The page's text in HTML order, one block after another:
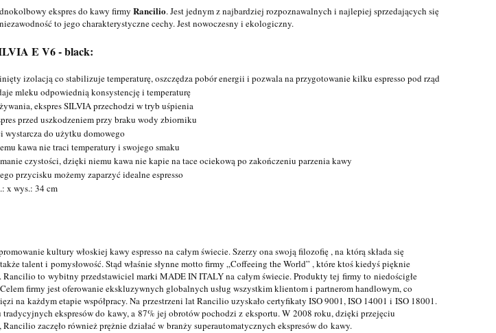
ekspres do kawy firmy Rancilio. Jest jednym z najbardziej rozpoznawalnych i najlepiej sprzedających się
to jego charakterystyczne cechy. Jest nowoczesny i ekologiczny.
E V6 - black:
izolacją co stabilizuje temperaturę, oszczędza pobór energii i pozwala na przygotowanie kilku espresso pod rząd
mleku odpowiednią konsystencję i temperaturę
ekspres SILVIA przechodzi w tryb uśpienia
przed uszkodzeniem przy braku wody zbiorniku
wystarcza do użytku domowego
kawa nie traci temperatury i swojego smaku
czystości, dzięki niemu kawa nie kapie na tace ociekową po zakończeniu parzenia kawy
przycisku możemy zaparzyć idealne espresso
x wys.: 34 cm
kultury włoskiej kawy espresso na całym świecie. Szerzy ona swoją filozofię , na którą składa się
talent i pomysłowość. Stąd właśnie słynne motto firmy „Coffeeing the World” , które ktoś kiedyś pięknie
. Rancilio to wybitny przedstawiciel marki MADE IN ITALY na całym świecie. Produkty tej firmy to niedościgłe
firmy jest oferowanie ekskluzywnych globalnych usług wszystkim klientom i partnerom handlowym, co
na każdym etapie współpracy. Na przestrzeni lat Rancilio uzyskało certyfikaty ISO 9001, ISO 14001 i ISO 18001.
tradycyjnych ekspresów do kawy, a 87% jej obrotów pochodzi z eksportu. W 2008 roku, dzięki przejęciu
zaczęło również prężnie działać w branży superautomatycznych ekspresów do kawy.